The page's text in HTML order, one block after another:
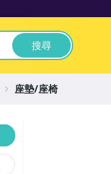
搜尋
座墊/座椅